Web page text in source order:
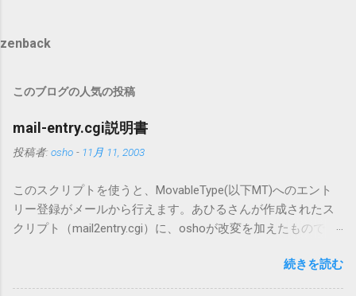
zenback
このブログの人気の投稿
mail-entry.cgi説明書
投稿者: osho - 11月 11, 2003
このスクリプトを使うと、MovableType(以下MT)へのエント
リー登録がメールから行えます。あひるさんが作成されたス
クリプト（mail2entry.cgi）に、oshoが改変を加えたもので
ーも出来ます。 バージョン0.5.3以降の動作確認はMT3.11で行
っています。0.5.2まではMT2.661で確認していました。0.5.3以
続きを読む